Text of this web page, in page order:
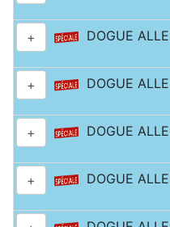
+ DOGUE
+ DOGUE
+ DOGUE
+ DOGUE